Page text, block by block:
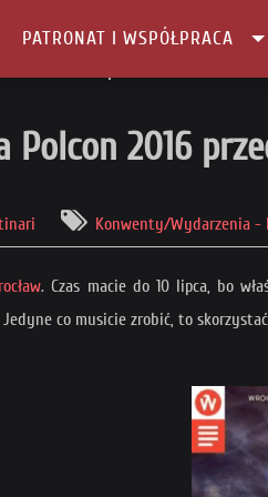
PATRONAT I WSPÓŁPRACA
2016
Konwenty/Wydarzenia -
. Czas macie do 10 lipca, bo
co musicie zrobić, to